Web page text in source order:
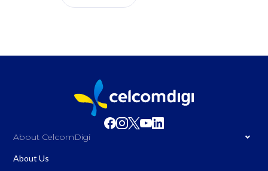
About CelcomDigi
About Us